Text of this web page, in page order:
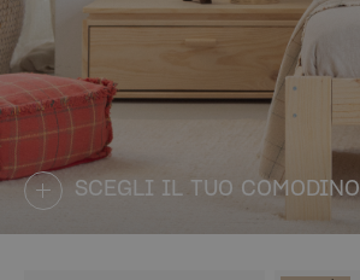
SCEGLI IL TUO COMODINO